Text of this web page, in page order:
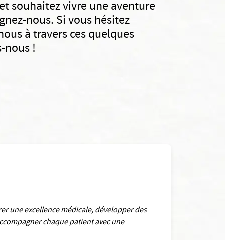
souhaitez vivre une aventure
nous. Si vous hésitez
à travers ces quelques
nous !
une excellence médicale, développer des
chaque patient avec une